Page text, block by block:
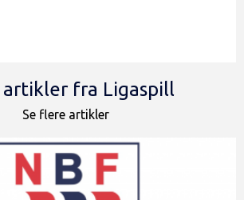
artikler fra Ligaspill
Se flere artikler